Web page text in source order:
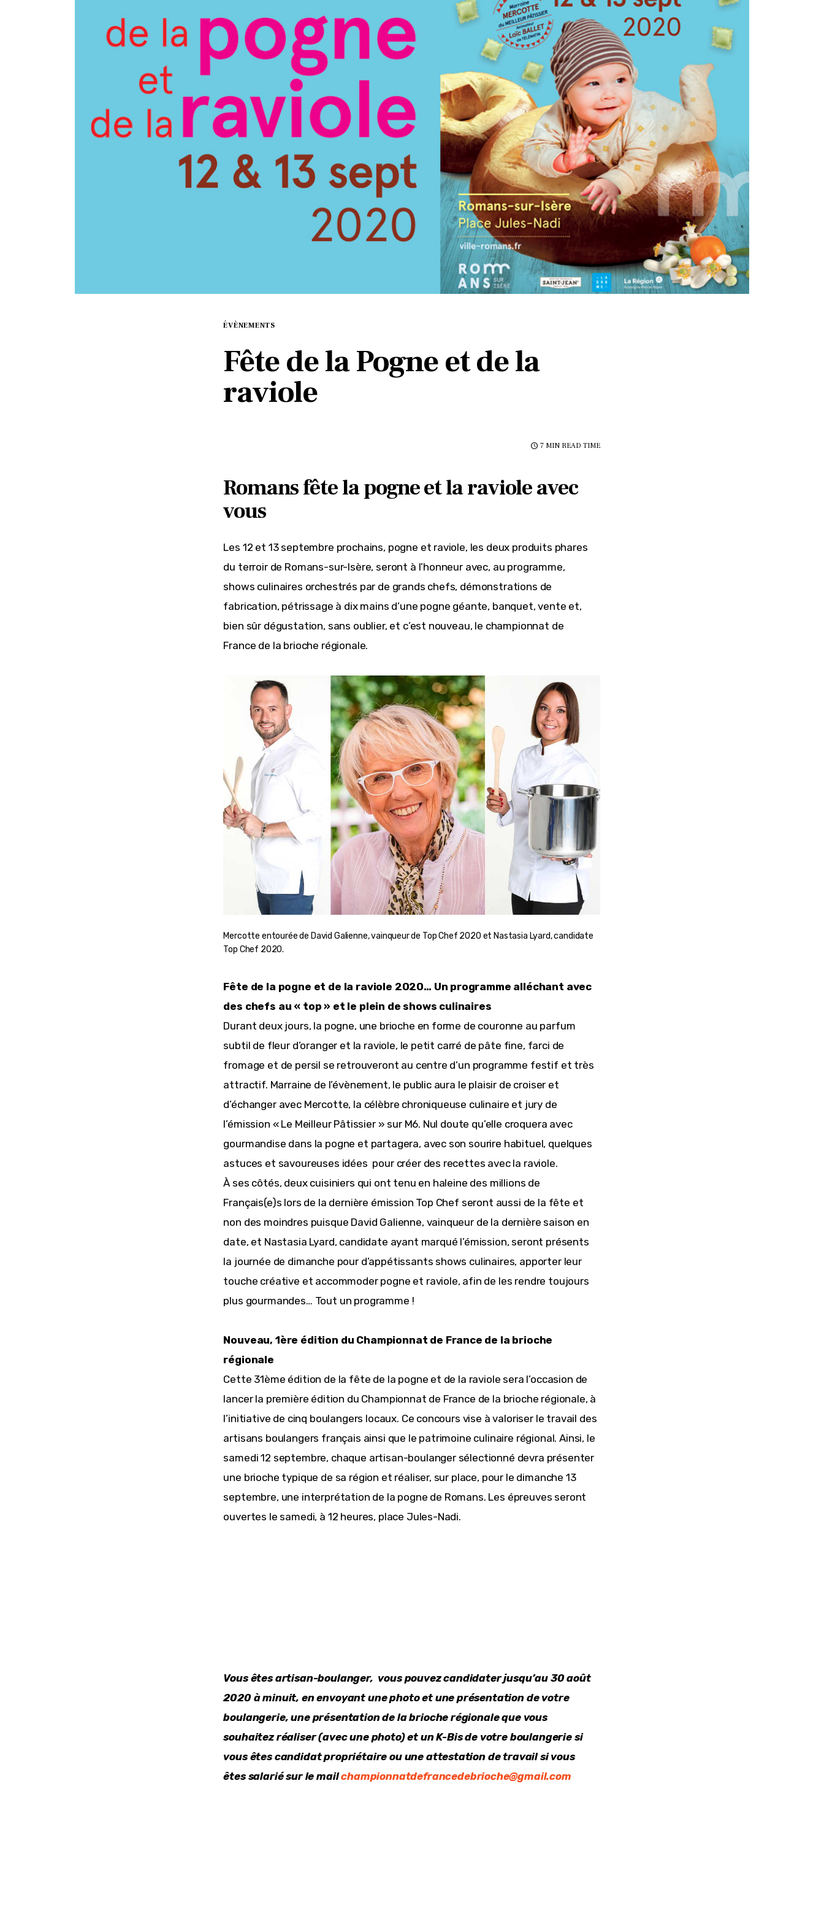
ÉVÈNEMENTS
Fête de la Pogne et de la
raviole
7 MIN READ TIME
Romans fête la pogne et la raviole avec
vous
Les 12 et 13 septembre prochains, pogne et raviole, les deux produits phares
du terroir de Romans-sur-Isère, seront à l’honneur avec, au programme,
shows culinaires orchestrés par de grands chefs, démonstrations de
fabrication, pétrissage à dix mains d’une pogne géante, banquet, vente et,
bien sûr dégustation, sans oublier, et c’est nouveau, le championnat de
France de la brioche régionale.
Mercotte entourée de David Galienne, vainqueur de Top Chef 2020 et Nastasia Lyard, candidate
Top Chef 2020.
Fête de la pogne et de la raviole 2020… Un programme alléchant avec
des chefs au « top » et le plein de shows culinaires
Durant deux jours, la pogne, une brioche en forme de couronne au parfum
subtil de fleur d’oranger et la raviole, le petit carré de pâte fine, farci de
fromage et de persil se retrouveront au centre d’un programme festif et très
attractif. Marraine de l’évènement, le public aura le plaisir de croiser et
d’échanger avec Mercotte, la célèbre chroniqueuse culinaire et jury de
l’émission « Le Meilleur Pâtissier » sur M6. Nul doute qu’elle croquera avec
gourmandise dans la pogne et partagera, avec son sourire habituel, quelques
astuces et savoureuses idées  pour créer des recettes avec la raviole.
À ses côtés, deux cuisiniers qui ont tenu en haleine des millions de
Français(e)s lors de la dernière émission Top Chef seront aussi de la fête et
non des moindres puisque David Galienne, vainqueur de la dernière saison en
date, et Nastasia Lyard, candidate ayant marqué l’émission, seront présents
la journée de dimanche pour d’appétissants shows culinaires, apporter leur
touche créative et accommoder pogne et raviole, afin de les rendre toujours
plus gourmandes… Tout un programme !
Nouveau, 1ère édition du Championnat de France de la brioche
régionale
Cette 31ème édition de la fête de la pogne et de la raviole sera l’occasion de
lancer la première édition du Championnat de France de la brioche régionale, à
l’initiative de cinq boulangers locaux. Ce concours vise à valoriser le travail des
artisans boulangers français ainsi que le patrimoine culinaire régional. Ainsi, le
samedi 12 septembre, chaque artisan-boulanger sélectionné devra présenter
une brioche typique de sa région et réaliser, sur place, pour le dimanche 13
septembre, une interprétation de la pogne de Romans. Les épreuves seront
ouvertes le samedi, à 12 heures, place Jules-Nadi.
Vous êtes artisan-boulanger,  vous pouvez candidater jusqu’au 30 août
2020 à minuit, en envoyant une photo et une présentation de votre
boulangerie, une présentation de la brioche régionale que vous
souhaitez réaliser (avec une photo) et un K-Bis de votre boulangerie si
vous êtes candidat propriétaire ou une attestation de travail si vous
êtes salarié sur le mail championnatdefrancedebrioche@gmail.com